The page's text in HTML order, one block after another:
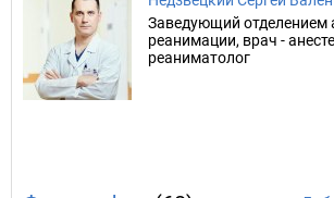
Заведующий отделением
реанимации, врач -
реаниматолог